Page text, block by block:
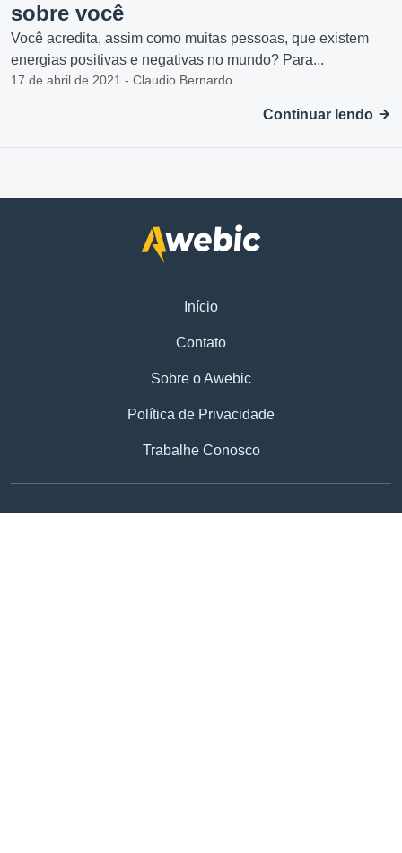
sobre você
Você acredita, assim como muitas pessoas, que existem
energias positivas e negativas no mundo? Para...
17 de abril de 2021 - Claudio Bernardo
Continuar lendo
Início
Contato
Sobre o Awebic
Política de Privacidade
Trabalhe Conosco